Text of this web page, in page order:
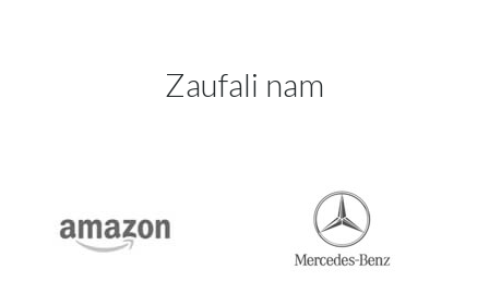
Zaufali nam